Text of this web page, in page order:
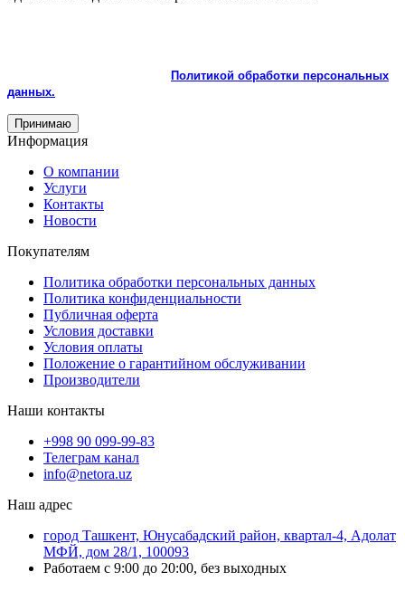
Политикой обработки персональных
данных.
Принимаю
Информация
О компании
Услуги
Контакты
Новости
Покупателям
Политика обработки персональных данных
Политика конфиденциальности
Публичная оферта
Условия доставки
Условия оплаты
Положение о гарантийном обслуживании
Производители
Наши контакты
+998 90 099-99-83
Телеграм канал
info@netora.uz
Наш адрес
город Ташкент, Юнусабадский район, квартал-4, Адолат
МФЙ, дом 28/1, 100093
Работаем с 9:00 до 20:00, без выходных